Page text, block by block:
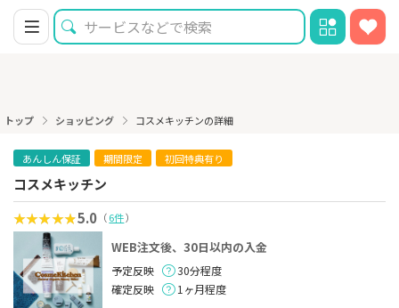
トップ ショッピング コスメキッチンの詳細
あんしん保証 期間限定 初回特典有り
コスメキッチン
5.0 （6件）
WEB注文後、30日以内の入金
予定反映
30分程度
確定反映
1ヶ月程度